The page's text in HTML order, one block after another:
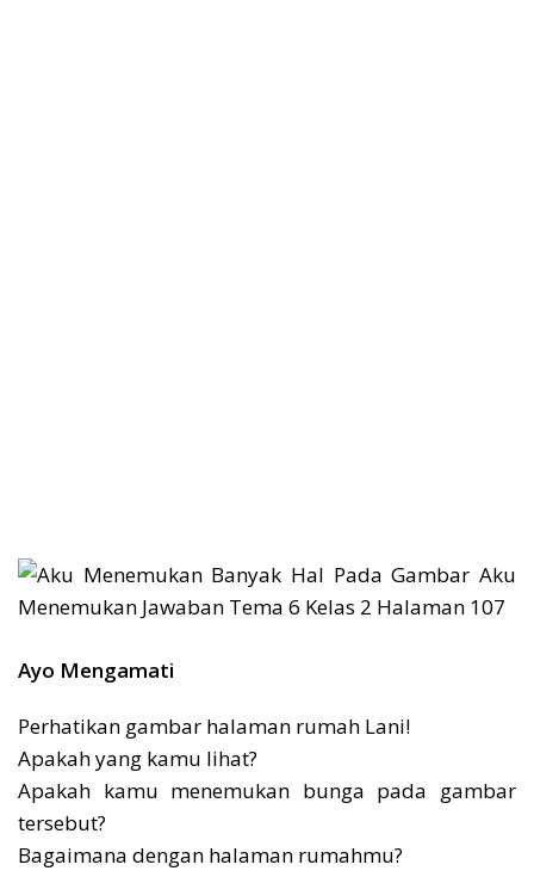
Ayo Mengamati
Perhatikan gambar halaman rumah Lani!
Apakah yang kamu lihat?
Apakah kamu menemukan bunga pada gambar
tersebut?
Bagaimana dengan halaman rumahmu?